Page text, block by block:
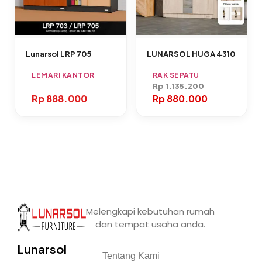
Lunarsol LRP 705
LEMARI KANTOR
Rp888.000
LUNARSOL HUGA 4310
RAK SEPATU
Rp1.135.200
Rp880.000
Melengkapi kebutuhan rumah
dan tempat usaha anda.
Lunarsol Tentang Kami